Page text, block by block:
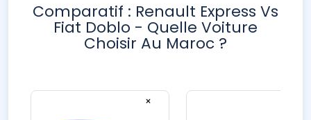
Comparatif : Renault Express Vs
Fiat Doblo - Quelle Voiture
Choisir Au Maroc ?
×